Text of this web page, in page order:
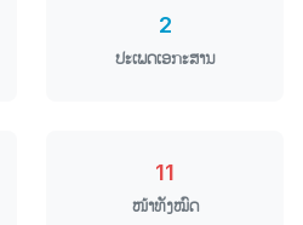
2
ປະເພດເອກະສານ
11
ໜ້າທັງໝົດ